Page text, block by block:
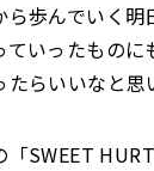
歩んでいく明
いったものに
らいいなと思
「SWEET